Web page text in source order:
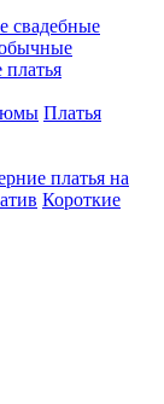
свадебные
Платья
платья на
Короткие